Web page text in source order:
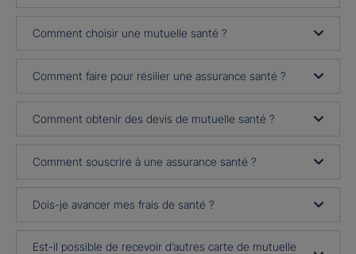
Comment choisir une mutuelle santé ?
Comment faire pour résilier une assurance santé ?
Comment obtenir des devis de mutuelle santé ?
Comment souscrire à une assurance santé ?
Dois-je avancer mes frais de santé ?
Est-il possible de recevoir d’autres carte de mutuelle